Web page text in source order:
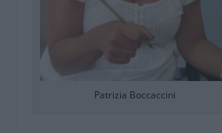
Patrizia Boccaccini